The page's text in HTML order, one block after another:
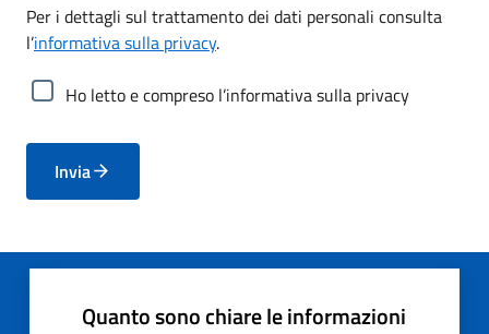
Per i dettagli sul trattamento dei dati personali consulta
l’informativa sulla privacy.
Ho letto e compreso l’informativa sulla privacy
Invia
Quanto sono chiare le informazioni